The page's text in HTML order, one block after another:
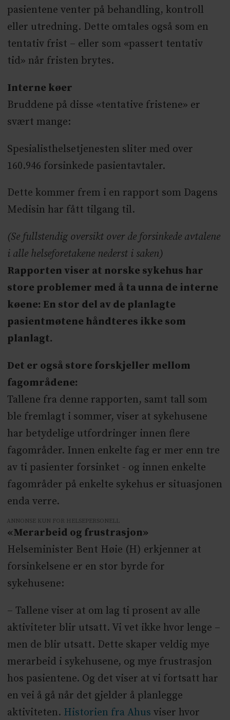
pasientene venter på behandling, kontroll
eller utredning. Dette omtales også som en
tentativ frist – eller som «passert tentativ
tid» når fristen brytes.
Interne køer
Bruddene på disse «tentative fristene» er
svært mange:
Spesialisthelsetjenesten sliter med over
160.946 forsinkede pasientavtaler.
Dette kommer frem i en rapport som Dagens
Medisin har fått tilgang til.
(Se fullstendig oversikt over de forsinkede avtalene
i alle helseforetakene nederst i saken)
Rapporten viser at norske sykehus har
store problemer med å ta unna de interne
køene: En stor del av de planlagte
pasientmøtene håndteres ikke som
planlagt.
Det er også store forskjeller mellom
fagområdene:
Tallene fra denne rapporten, samt tall som
ble fremlagt i sommer, viser at sykehusene
har betydelige utfordringer innen flere
fagområder. Innen enkelte fag er mer enn tre
av ti pasienter forsinket - og innen enkelte
fagområder på enkelte sykehus er situasjonen
enda verre.
ANNONSE KUN FOR HELSEPERSONELL
«Merarbeid og frustrasjon»
Helseminister Bent Høie (H) erkjenner at
forsinkelsene er en stor byrde for
sykehusene:
– Tallene viser at om lag ti prosent av alle
aktiviteter blir utsatt. Vi vet ikke hvor lenge –
men de blir utsatt. Dette skaper veldig mye
merarbeid i sykehusene, og mye frustrasjon
hos pasientene. Og det viser at vi fortsatt har
en vei å gå når det gjelder å planlegge
aktiviteten. Historien fra Ahus viser hvor